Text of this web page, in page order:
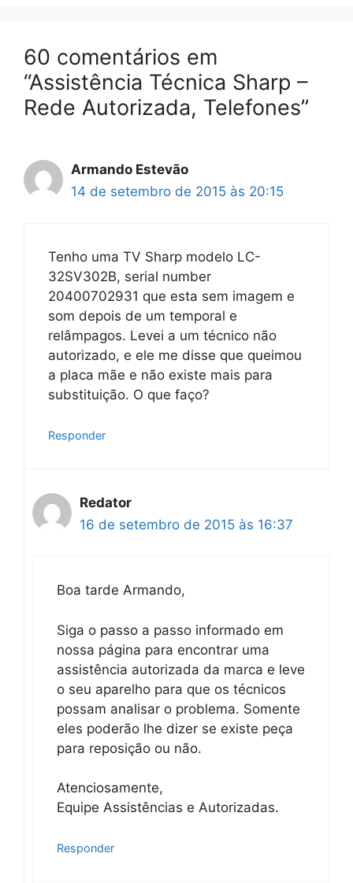
60 comentários em
“Assistência Técnica Sharp –
Rede Autorizada, Telefones”
Armando Estevão
14 de setembro de 2015 às 20:15
Tenho uma TV Sharp modelo LC-
32SV302B, serial number
20400702931 que esta sem imagem e
som depois de um temporal e
relâmpagos. Levei a um técnico não
autorizado, e ele me disse que queimou
a placa mãe e não existe mais para
substituição. O que faço?
Responder
Redator
16 de setembro de 2015 às 16:37
Boa tarde Armando,
Siga o passo a passo informado em
nossa página para encontrar uma
assistência autorizada da marca e leve
o seu aparelho para que os técnicos
possam analisar o problema. Somente
eles poderão lhe dizer se existe peça
para reposição ou não.
Atenciosamente,
Equipe Assistências e Autorizadas.
Responder